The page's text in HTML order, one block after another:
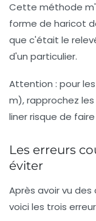
Cette méthode
forme de haricot
que c'était le
d'un particulier.
Attention : pour
m), rapprochez les
liner risque de
Les erreurs
éviter
Après avoir vu
voici les trois